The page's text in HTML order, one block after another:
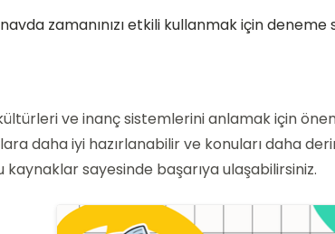
zamanınızı etkili kullanmak için
ve inanç sistemlerini anlamak için
daha iyi hazırlanabilir ve konuları daha
kaynaklar sayesinde başarıya ulaşabilirsiniz.